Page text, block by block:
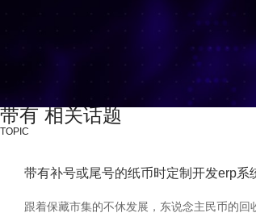
带有 相关话题
TOPIC
带有补号或尾号的纸币时定制开发erp
跟着保藏市集的不休发展，东说念主民币的